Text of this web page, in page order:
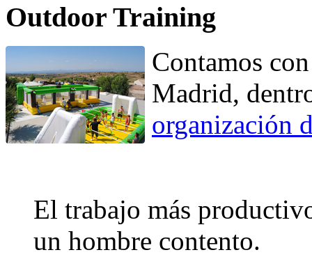
Outdoor Training
Contamos
Madrid,
organización
El trabajo más
un hombre contento.